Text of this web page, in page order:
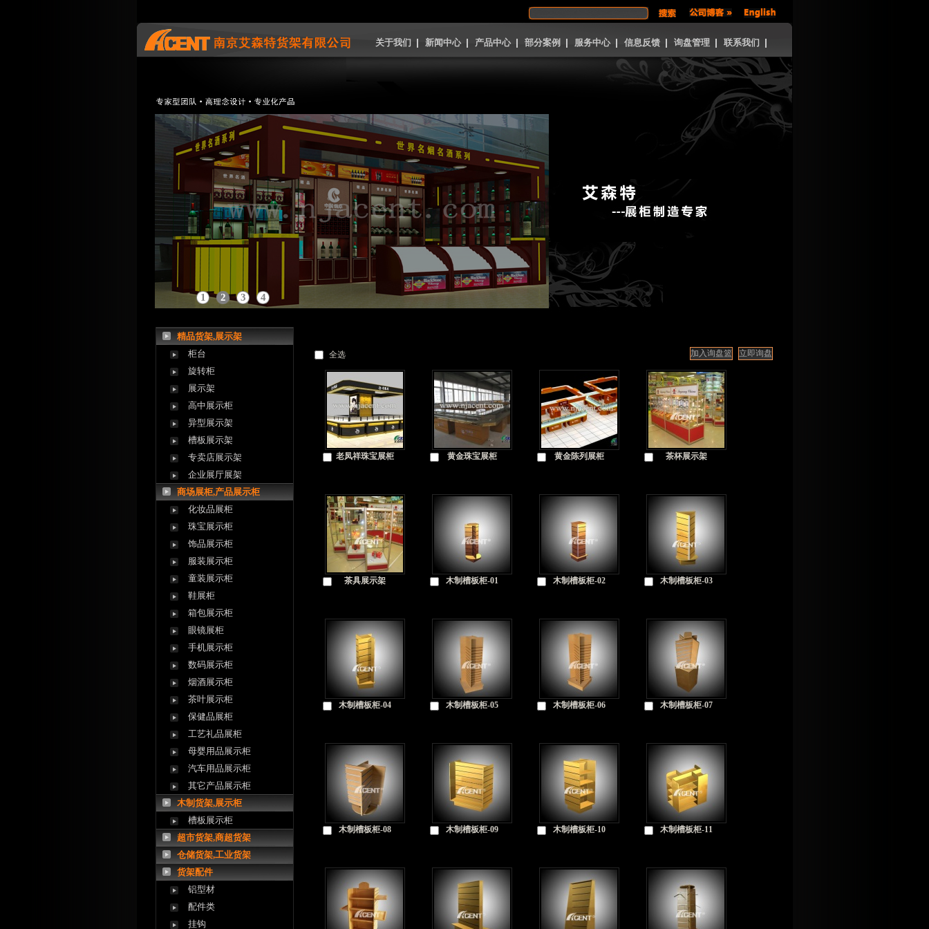
关于我们 新闻中心 产品中心 部分案例 服务中心 信息反馈 询盘管理 联系我们
1 2 3 4
精品货架,展示架
柜台
旋转柜
展示架
高中展示柜
异型展示架
槽板展示架
专卖店展示架
企业展厅展架
商场展柜,产品展示柜
化妆品展柜
珠宝展示柜
饰品展示柜
服装展示柜
童装展示柜
鞋展柜
箱包展示柜
眼镜展柜
手机展示柜
数码展示柜
烟酒展示柜
茶叶展示柜
保健品展柜
工艺礼品展柜
母婴用品展示柜
汽车用品展示柜
其它产品展示柜
木制货架,展示柜
槽板展示柜
超市货架,商超货架
仓储货架,工业货架
货架配件
铝型材
配件类
挂钩
全选
老凤祥珠宝展柜 黄金珠宝展柜 黄金陈列展柜 茶杯展示架
茶具展示架 木制槽板柜-01 木制槽板柜-02 木制槽板柜-03
木制槽板柜-04 木制槽板柜-05 木制槽板柜-06 木制槽板柜-07
木制槽板柜-08 木制槽板柜-09 木制槽板柜-10 木制槽板柜-11